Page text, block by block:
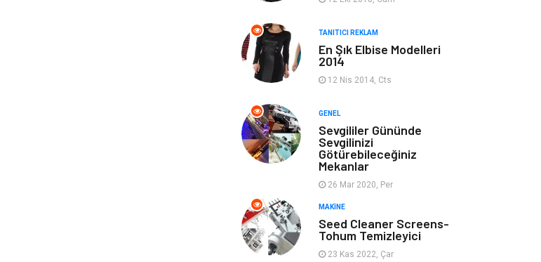
Finans & Ekonomi Tatil
Anne & Çocuk
Ev İşleri
Gençlik & Eğlence Aksesuar
Spor
Evlilik Rehberi
Astroloji
TANITICI REKLAM
En Şık Elbise Modelleri
2014
12 Nis 2014, Cts
GENEL
Sevgililer Gününde
Sevgilinizi
Götürebileceğiniz
Mekanlar
26 Mar 2020, Per
MAKINE
Seed Cleaner Screens-
Tohum Temizleyici
23 Kas 2022, Çar